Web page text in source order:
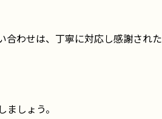
合わせは、丁寧に対応し感謝された
しょう。